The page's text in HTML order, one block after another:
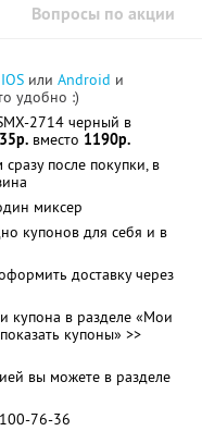
Вопросы по акции
IOS или Android и
удобно :)
2714 черный в
вместо 1190р.
после покупки, в
миксер
купонов для себя и в
доставку через
купона в разделе «Мои
купоны» >>
вы можете в разделе
76-36